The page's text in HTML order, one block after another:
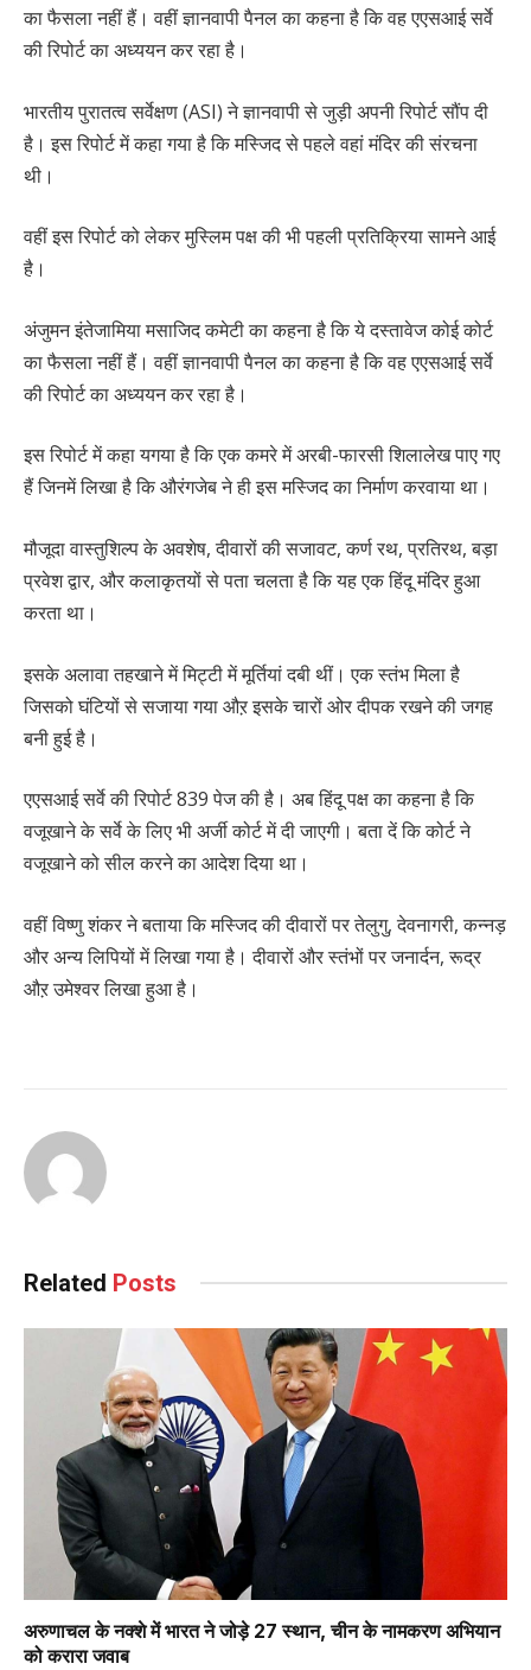
का फैसला नहीं हैं। वहीं ज्ञानवापी पैनल का कहना है कि वह एएसआई सर्वे
की रिपोर्ट का अध्ययन कर रहा है।
भारतीय पुरातत्व सर्वेक्षण (ASI) ने ज्ञानवापी से जुड़ी अपनी रिपोर्ट सौंप दी
है। इस रिपोर्ट में कहा गया है कि मस्जिद से पहले वहां मंदिर की संरचना
थी।
वहीं इस रिपोर्ट को लेकर मुस्लिम पक्ष की भी पहली प्रतिक्रिया सामने आई
है।
अंजुमन इंतेजामिया मसाजिद कमेटी का कहना है कि ये दस्तावेज कोई कोर्ट
का फैसला नहीं हैं। वहीं ज्ञानवापी पैनल का कहना है कि वह एएसआई सर्वे
की रिपोर्ट का अध्ययन कर रहा है।
इस रिपोर्ट में कहा यगया है कि एक कमरे में अरबी-फारसी शिलालेख पाए गए
हैं जिनमें लिखा है कि औरंगजेब ने ही इस मस्जिद का निर्माण करवाया था।
मौजूदा वास्तुशिल्प के अवशेष, दीवारों की सजावट, कर्ण रथ, प्रतिरथ, बड़ा
प्रवेश द्वार, और कलाकृतयों से पता चलता है कि यह एक हिंदू मंदिर हुआ
करता था।
इसके अलावा तहखाने में मिट्टी में मूर्तियां दबी थीं। एक स्तंभ मिला है
जिसको घंटियों से सजाया गया औऱ इसके चारों ओर दीपक रखने की जगह
बनी हुई है।
एएसआई सर्वे की रिपोर्ट 839 पेज की है। अब हिंदू पक्ष का कहना है कि
वजूखाने के सर्वे के लिए भी अर्जी कोर्ट में दी जाएगी। बता दें कि कोर्ट ने
वजूखाने को सील करने का आदेश दिया था।
वहीं विष्णु शंकर ने बताया कि मस्जिद की दीवारों पर तेलुगु, देवनागरी, कन्नड़
और अन्य लिपियों में लिखा गया है। दीवारों और स्तंभों पर जनार्दन, रूद्र
औऱ उमेश्वर लिखा हुआ है।
Related Posts
अरुणाचल के नक्शे में भारत ने जोड़े 27 स्थान, चीन के नामकरण अभियान
को करारा जवाब